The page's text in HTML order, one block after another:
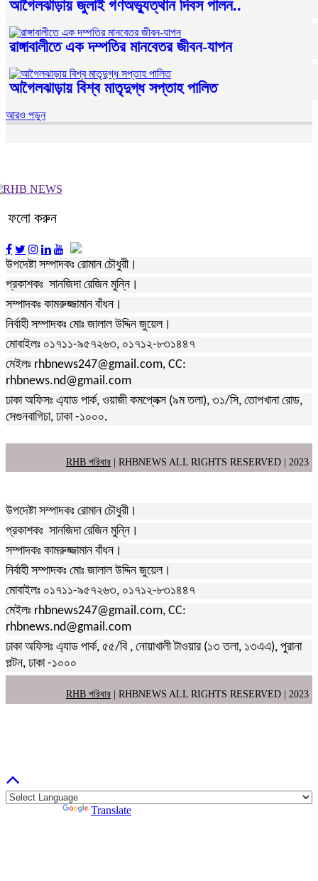
আগৈলঝাড়ায় জুলাই গণঅভ্যুত্থান দিবস পালন..
রাঙ্গাবালীতে এক দম্পতির মানবেতর জীবন-যাপন
আগৈলঝাড়ায় বিশ্ব মাতৃদুগ্ধ সপ্তাহ পালিত
আরও পড়ুন
ফলো করুন
উপদেষ্টা সম্পাদকঃ রোমান চৌধুরী।
প্রকাশকঃ সানজিদা রেজিন মুন্নি।
সম্পাদকঃ কামরুজ্জামান বাঁধন।
নির্বাহী সম্পাদকঃ মোঃ জালাল উদ্দিন জুয়েল।
মোবাইলঃ ০১৭১১-৯৫৭২৬৩, ০১৭১২-৮৩১৪৪৭
মেইলঃ rhbnews247@gmail.com, CC:
rhbnews.nd@gmail.com
ঢাকা অফিসঃ এ্যাড পার্ক, ওয়াজী কমপ্লেক্স (৯ম তলা), ৩১/সি, তোপখানা রোড,
সেগুনবাগিচা, ঢাকা -১০০০.
RHB পরিবার | RHBNEWS ALL RIGHTS RESERVED | 2023
উপদেষ্টা সম্পাদকঃ রোমান চৌধুরী।
প্রকাশকঃ সানজিদা রেজিন মুন্নি।
সম্পাদকঃ কামরুজ্জামান বাঁধন।
নির্বাহী সম্পাদকঃ মোঃ জালাল উদ্দিন জুয়েল।
মোবাইলঃ ০১৭১১-৯৫৭২৬৩, ০১৭১২-৮৩১৪৪৭
মেইলঃ rhbnews247@gmail.com, CC:
rhbnews.nd@gmail.com
ঢাকা অফিসঃ এ্যাড পার্ক, ৫৫/বি , নোয়াখালী টাওয়ার (১৩ তলা, ১৩এএ), পুরানা
পল্টন, ঢাকা -১০০০
RHB পরিবার | RHBNEWS ALL RIGHTS RESERVED | 2023
Translate